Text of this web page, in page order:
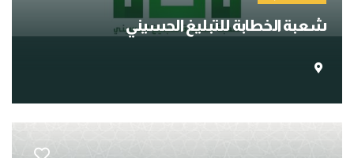
شعبة الخطابة للتبليغ الحسيني